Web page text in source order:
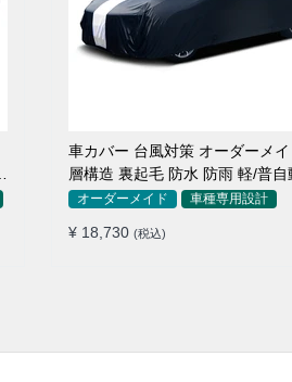
車カバー 台風対策 オーダーメ
層構造 裏起毛 防水 防雨 軽/普自
SUV対応 おすすめ
オーダーメイド 車種専用設計
¥ 18,730 (税込)